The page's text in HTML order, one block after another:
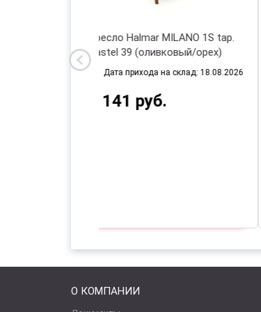
склад: 18.08.2026
Кресло Halmar TYRION (темно-
синий/черный)
Нет в наличии
1 064 руб.
О КОМПАНИИ